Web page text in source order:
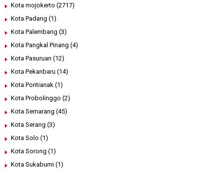
Kota mojokerto (2717)
Kota Padang (1)
Kota Palembang (3)
Kota Pangkal Pinang (4)
Kota Pasuruan (12)
Kota Pekanbaru (14)
Kota Pontianak (1)
Kota Probolinggo (2)
Kota Semarang (45)
Kota Serang (3)
Kota Solo (1)
Kota Sorong (1)
Kota Sukabumi (1)